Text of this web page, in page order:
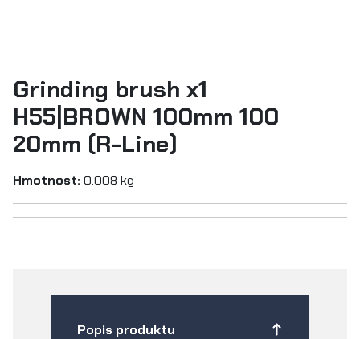
Grinding brush x1
H55|BROWN 100mm 100
20mm (R-Line)
Hmotnost: 0.008 kg
Popis produktu